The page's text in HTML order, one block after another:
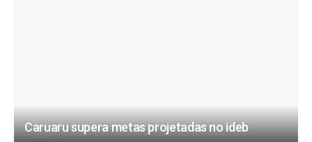
Caruaru supera metas projetadas no ideb